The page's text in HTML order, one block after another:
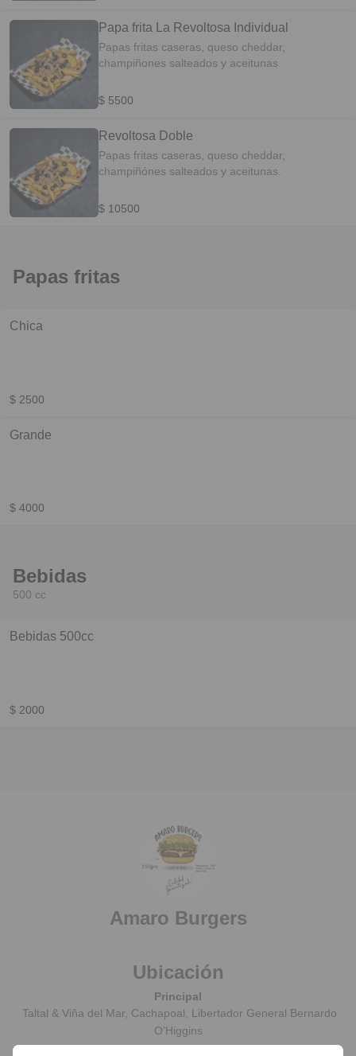
Papa frita La Revoltosa Individual
Papas fritas caseras, queso cheddar,
champiñones salteados y aceitunas
$ 5500
Revoltosa Doble
Papas fritas caseras, queso cheddar,
champiñónes salteados y aceitunas.
$ 10500
Papas fritas
Chica
$ 2500
Grande
$ 4000
Bebidas
500 cc
Bebidas 500cc
$ 2000
Amaro Burgers
Ubicación
Principal
Taltal & Viña del Mar, Cachapoal, Libertador General Bernardo
O’Higgins